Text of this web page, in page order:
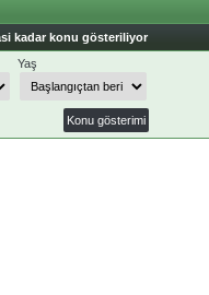
kadar konu gösteriliyor
Yaş